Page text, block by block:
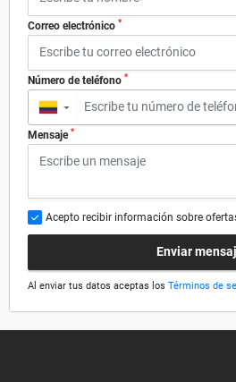
Correo electrónico *
Número de teléfono *
▼
Mensaje *
Acepto recibir información sobre
Enviar
Al enviar tus datos aceptas los Términos de